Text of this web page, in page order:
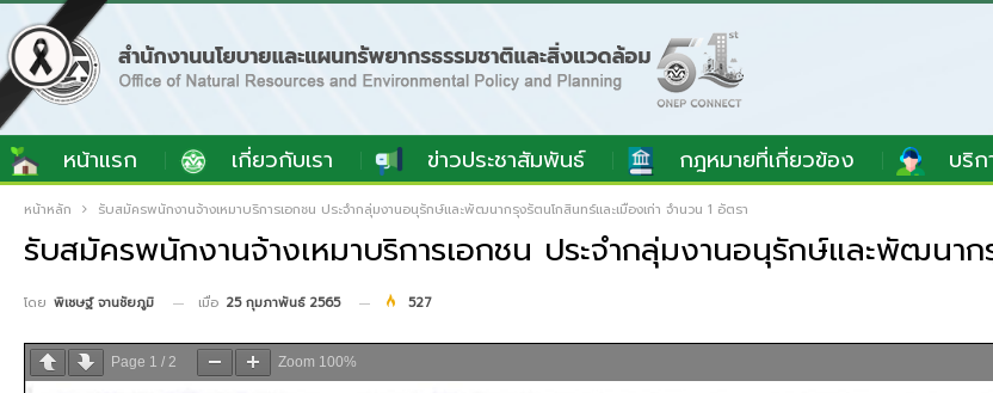
หน้าแรก เกี่ยวกับเรา ข่าวประชาสัมพันธ์ กฎหมายที่เกี่ยวข้อง บริก
หน้าหลัก รับสมัครพนักงานจ้างเหมาบริการเอกชน ประจำกลุ่มงานอนุรักษ์และพัฒนากรุงรัตนโกสินทร์และเมืองเก่า จำนวน 1 อัตรา
รับสมัครพนักงานจ้างเหมาบริการเอกชน ประจำกลุ่มงานอนุรักษ์และพัฒนาก
โดย พิเชษฐ์ จานชัยภูมิ เมื่อ 25 กุมภาพันธ์ 2565 527
Page 1 / 2 Zoom 100%